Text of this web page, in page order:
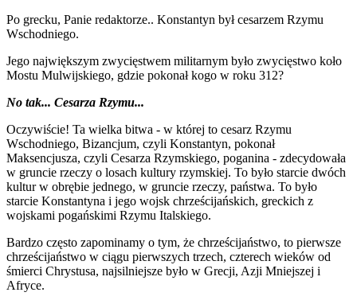
Po grecku, Panie redaktorze.. Konstantyn był cesarzem Rzymu
Wschodniego.
Jego największym zwycięstwem militarnym było zwycięstwo koło
Mostu Mulwijskiego, gdzie pokonał kogo w roku 312?
No tak... Cesarza Rzymu...
Oczywiście! Ta wielka bitwa - w której to cesarz Rzymu
Wschodniego, Bizancjum, czyli Konstantyn, pokonał
Maksencjusza, czyli Cesarza Rzymskiego, poganina - zdecydowała
w gruncie rzeczy o losach kultury rzymskiej. To było starcie dwóch
kultur w obrębie jednego, w gruncie rzeczy, państwa. To było
starcie Konstantyna i jego wojsk chrześcijańskich, greckich z
wojskami pogańskimi Rzymu Italskiego.
Bardzo często zapominamy o tym, że chrześcijaństwo, to pierwsze
chrześcijaństwo w ciągu pierwszych trzech, czterech wieków od
śmierci Chrystusa, najsilniejsze było w Grecji, Azji Mniejszej i
Afryce.